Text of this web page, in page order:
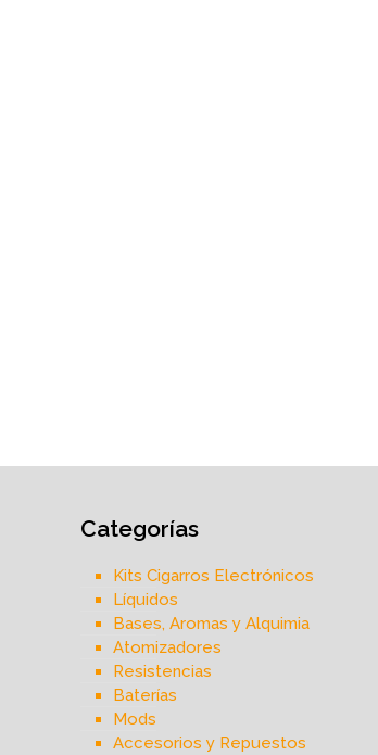
Categorías
Kits Cigarros Electrónicos
Líquidos
Bases, Aromas y Alquimia
Atomizadores
Resistencias
Baterías
Mods
Accesorios y Repuestos